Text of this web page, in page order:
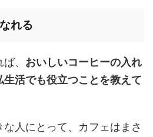
れる
、 おいしいコーヒーの入れ
活でも役立つことを教えて
人にとって、カフェはまさ